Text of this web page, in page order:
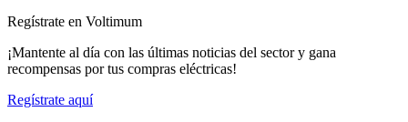
Regístrate en Voltimum
¡Mantente al día con las últimas noticias del sector y gana
recompensas por tus compras eléctricas!
Regístrate aquí